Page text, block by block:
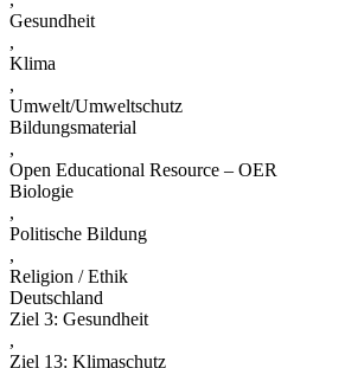
Gesundheit
,
Klima
,
Umwelt/Umweltschutz
Bildungsmaterial
,
Open Educational Resource – OER
Biologie
,
Politische Bildung
,
Religion / Ethik
Deutschland
Ziel 3: Gesundheit
,
Ziel 13: Klimaschutz